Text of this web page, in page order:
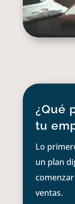
¿Qué
tu
Lo
un plan
ventas.